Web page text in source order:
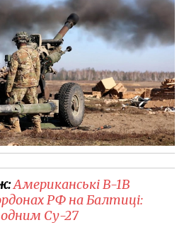
Американські B-1B
РФ на Балтиці:
одним Су-27